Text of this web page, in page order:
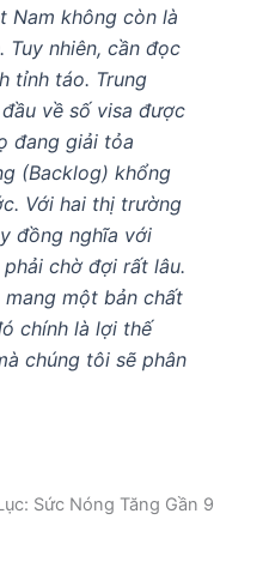
Nam không còn là
Tuy nhiên, cần đọc
tỉnh táo. Trung
về số visa được
đang giải tỏa
(Backlog) khổng
Với hai thị trường
đồng nghĩa với
chờ đợi rất lâu.
một bản chất
chính là lợi thế
chúng tôi sẽ phân
Sức Nóng Tăng Gần 9